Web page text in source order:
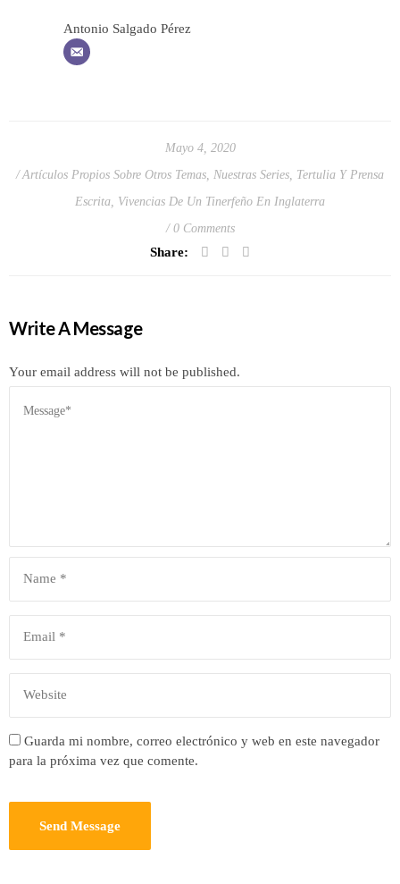
Antonio Salgado Pérez
Mayo 4, 2020
Artículos Propios Sobre Otros Temas Nuestras Series Tertulia Y Prensa
Escrita Vivencias De Un Tinerfeño En Inglaterra
0 Comments
Share:
Write A Message
Your email address will not be published.
Guarda mi nombre, correo electrónico y web en este navegador
para la próxima vez que comente.